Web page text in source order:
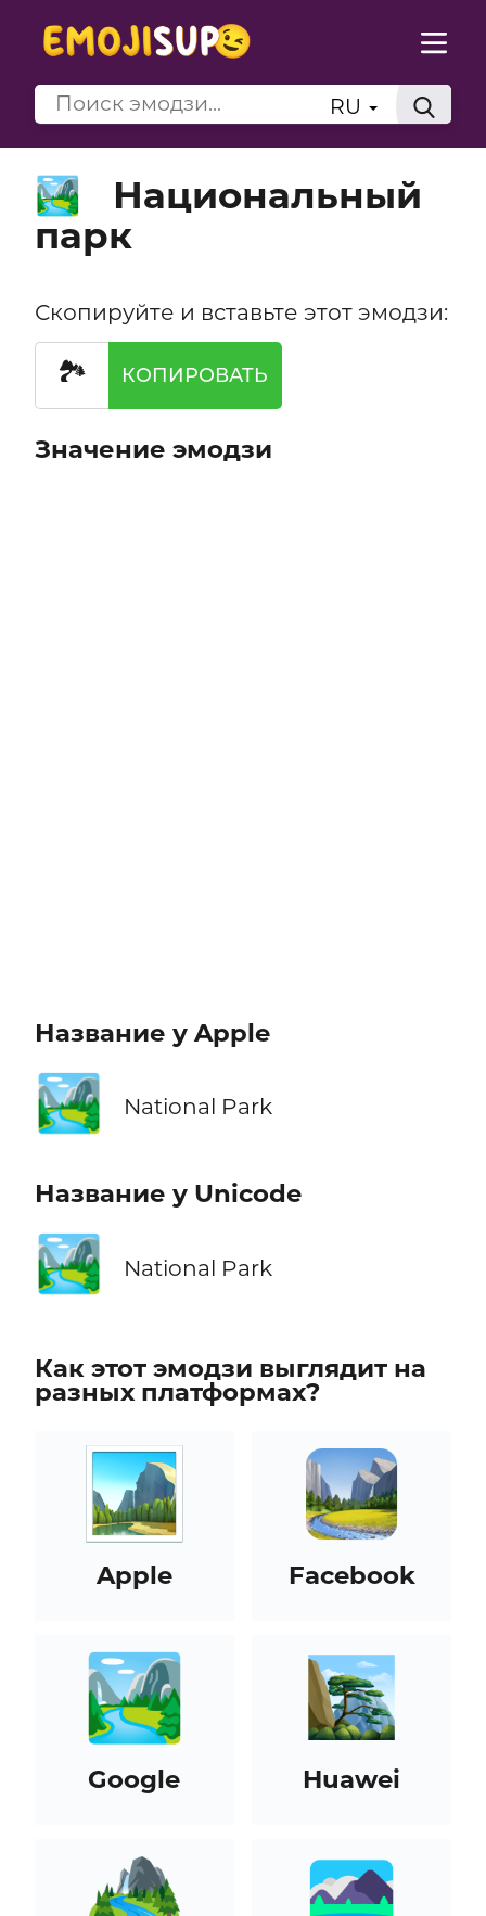
RU
🏞️
Национальный
парк
Скопируйте и вставьте этот эмодзи:
🏞️ КОПИРОВАТЬ
Значение эмодзи
Название у Apple
🏞️ National Park
Название у Unicode
🏞️ National Park
Как этот эмодзи выглядит на
разных платформах?
Apple Facebook
Google Huawei